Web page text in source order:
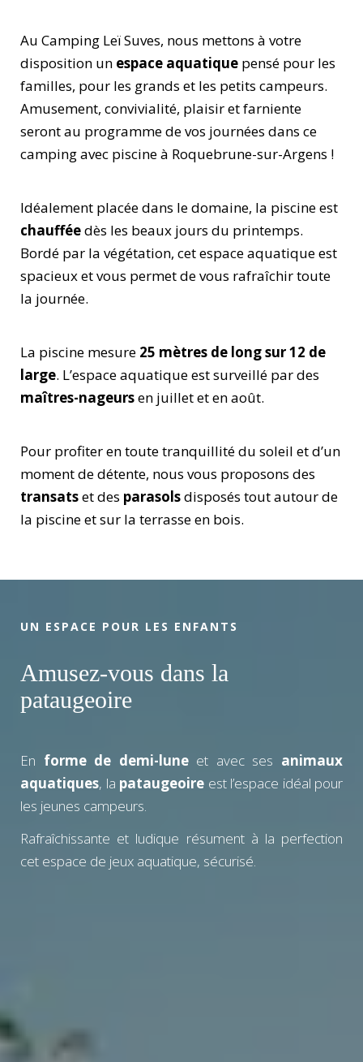
Au Camping Leï Suves, nous mettons à votre
disposition un espace aquatique pensé pour les
familles, pour les grands et les petits campeurs.
Amusement, convivialité, plaisir et farniente
seront au programme de vos journées dans ce
camping avec piscine à Roquebrune-sur-Argens !
Idéalement placée dans le domaine, la piscine est
chaufféedès les beaux jours du printemps.
Bordé par la végétation, cet espace aquatique est
spacieux et vous permet de vous rafraîchir toute
la journée.
La piscine mesure 25 mètres de long sur 12 de
large. L’espace aquatique est surveillé par des
maîtres-nageursen juillet et en août.
Pour profiter en toute tranquillité du soleil et d’un
moment de détente, nous vous proposons des
transatset des parasolsdisposés tout autour de
la piscine et sur la terrasse en bois.
UN ESPACE POUR LES ENFANTS
Amusez-vous dans la
pataugeoire
En forme de demi-luneet avec ses animaux
aquatiques, la pataugeoire est l’espace idéal pour
les jeunes campeurs.
Rafraîchissante et ludique résument à la perfection
cet espace de jeux aquatique, sécurisé.